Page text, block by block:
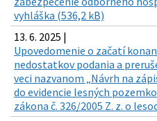
vyhláška (536,2 kB)
13. 6. 2025 |
Upovedomenie o začatí
nedostatkov podania a
veci nazvanom „Návrh na
do evidencie lesných
zákona č. 326/2005 Z. z. o